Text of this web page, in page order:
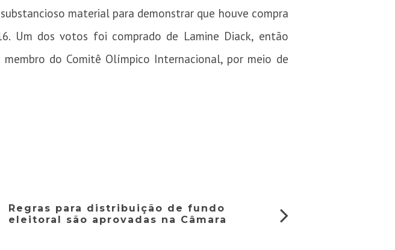
material para demonstrar que houve compra
Um dos votos foi comprado de Lamine Diack, então
do Comitê Olímpico Internacional, por meio de
Regras para distribuição de fundo
eleitoral são aprovadas na Câmara